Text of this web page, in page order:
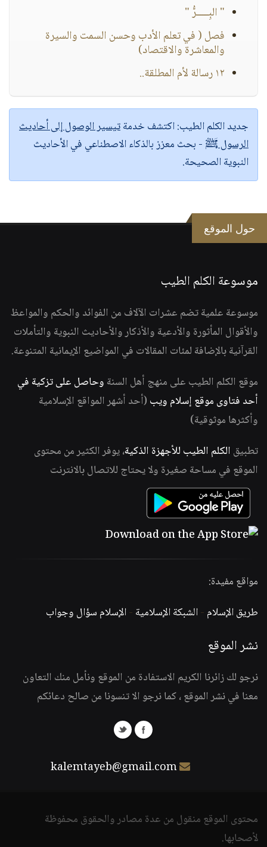
" البِـــــرُّ "
فصل ( في تعلم الأدب وحسن السمت والسيرة
والمعاشرة والاقتصاد)
١٢ رسالة لأم المطلقة..
جديد الكلم الطيب:اكتشف خدمةتيسير الوصول إلى أحاديث
الرسول ﷺ - بحث معزز بالذكاء الاصطناعي في الأحاديث
النبوية الصحيحة.
حول الموقع
موسوعة الكلم الطيب
موسوعة علمية تضم عشرات الآلاف من الفوائد والحكم والمواعظ
والأقوال المأثورة والأدعية والأذكار والأحاديث النبوية والتأملات
القرآنية بالإضافة لمئات المقالات في المواضيع الإيمانية المتنوعة.
موقع الكلم الطيب على منهج أهل السنة وحاصل على تزكية في
أحد فتاوى موقع إسلام ويب (أحد أشهر المواقع الإسلامية
وأكثرها موثوقية)
تطبيق الكلم الطيب للأجهزة الذكية، يوفر الكثير من محتوى
الموقع في مساحة صغيرة ولا يحتاج للاتصال بالانترنت
مواقع مفيدة:
طريق الإسلام -الشبكة الإسلامية -الإسلام سؤال وجواب
نشر الموقع
نرجو لك زائرنا الكريم الاستفادة من الموقع ونأمل منك التعاون
معنا في نشر الموقع ، كما نرجو الا تنسونا من صالح دعائكم
kalemtayeb@gmail.com
محتوى الموقع منقول من عدة مصادر والحقوق محفوظة
لأصحابها.